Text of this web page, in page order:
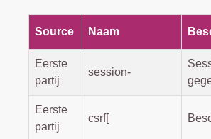
Source Naam
Eerste
partij
session-
Eerste
partij
csrf[